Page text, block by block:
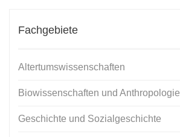
Fachgebiete
Altertumswissenschaften
Biowissenschaften und Anthropologie
Geschichte und Sozialgeschichte